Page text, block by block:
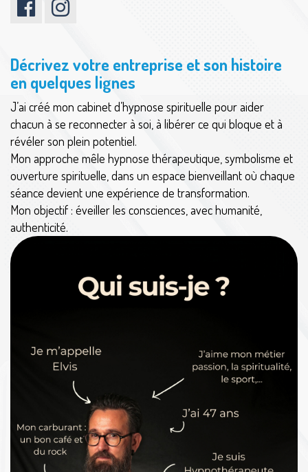
Décrivez votre entreprise et son histoire
en quelques lignes
J’ai créé mon cabinet d’hypnose spirituelle pour aider
chacun à se reconnecter à soi, à libérer ce qui bloque et à
révéler son plein potentiel.
Mon approche mêle hypnose thérapeutique, symbolisme et
ouverture spirituelle, dans un espace bienveillant où chaque
séance devient une expérience de transformation.
Mon objectif : éveiller les consciences, avec humanité,
authenticité.